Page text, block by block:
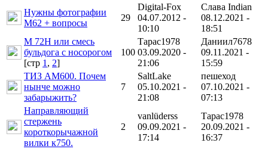
Нужны фотографии
М62 + вопросы
29
Digital-Fox
04.07.2012 -
10:10
Слава Indian
08.12.2021 -
18:51
М 72Н или смесь
бульдога с носорогом
[cтр 1, 2]
100
Тарас1978
03.09.2020 -
21:06
Даниил7678
09.11.2021 -
15:59
ТИЗ АМ600. Почем
нынче можно
забарыжить?
7
SaltLake
05.10.2021 -
21:08
пешеход
07.10.2021 -
07:13
Направляющий
стержень
короткорычажной
вилки к750.
2
vanlüderss
09.09.2021 -
17:14
Тарас1978
20.09.2021 -
16:37